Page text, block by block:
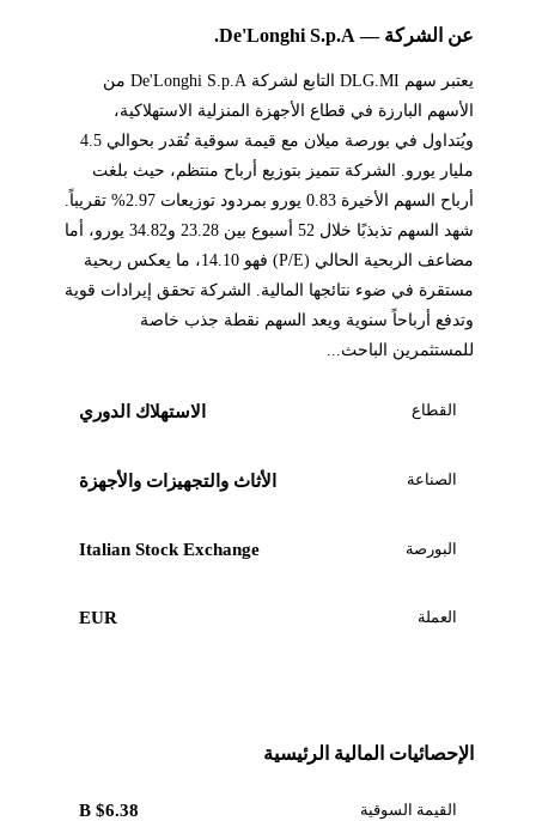
عن الشركة — De'Longhi S.p.A.
يعتبر سهم DLG.MI التابع لشركة De'Longhi S.p.A من
الأسهم البارزة في قطاع الأجهزة المنزلية الاستهلاكية،
ويُتداول في بورصة ميلان مع قيمة سوقية تُقدر بحوالي 4.5
مليار يورو. الشركة تتميز بتوزيع أرباح منتظم، حيث بلغت
أرباح السهم الأخيرة 0.83 يورو بمردود توزيعات 2.97% تقريباً.
شهد السهم تذبذبًا خلال 52 أسبوع بين 23.28 و34.82 يورو، أما
مضاعف الربحية الحالي (P/E) فهو 14.10، ما يعكس ربحية
مستقرة في ضوء نتائجها المالية. الشركة تحقق إيرادات قوية
وتدفع أرباحاً سنوية ويعد السهم نقطة جذب خاصة
للمستثمرين الباحث...
القطاع الاستهلاك الدوري
الصناعة الأثاث والتجهيزات والأجهزة
البورصة Italian Stock Exchange
العملة EUR
الإحصائيات المالية الرئيسية
القيمة السوقية $6.38 B